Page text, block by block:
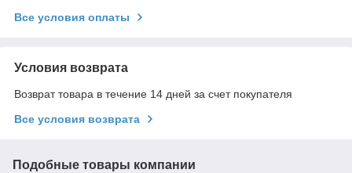
Все условия оплаты
Условия возврата
Возврат товара в течение 14 дней за счет покупателя
Все условия возврата
Подобные товары компании